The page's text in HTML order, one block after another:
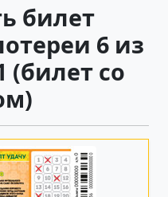
билет
6 из
(билет со